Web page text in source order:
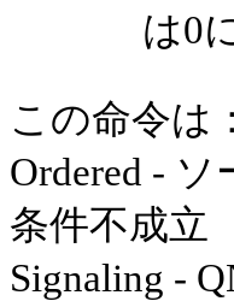
は0
この命令は：
Ordered -
条件不成立
Signaling -